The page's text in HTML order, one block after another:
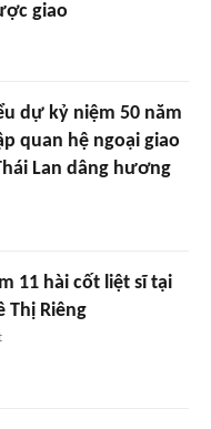
giao
dự kỷ niệm 50 năm
quan hệ ngoại giao
Lan dâng hương
11 hài cốt liệt sĩ tại
Thị Riêng